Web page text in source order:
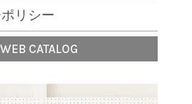
リシー
WEB CATALOG